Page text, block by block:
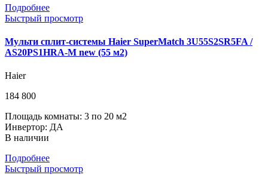
Подробнее
Быстрый просмотр
Мульти сплит-системы Haier SuperMatch 3U55S2SR5FA /
AS20PS1HRA-M new (55 м2)
Haier
184 800
Площадь комнаты: 3 по 20 м2
Инвертор: ДА
В наличии
Подробнее
Быстрый просмотр